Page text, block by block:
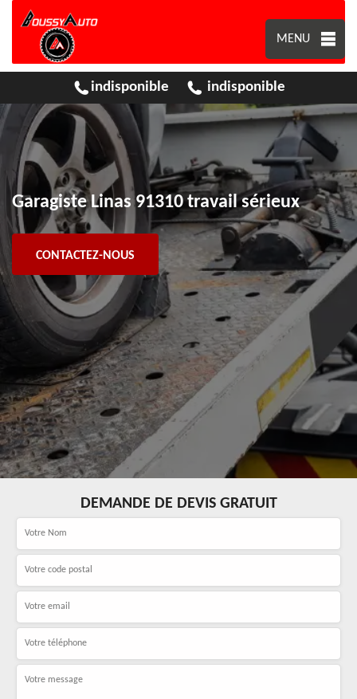
MENU
indisponible indisponible
Garagiste Linas 91310 travail sérieux
CONTACTEZ-NOUS
DEMANDE DE DEVIS GRATUIT